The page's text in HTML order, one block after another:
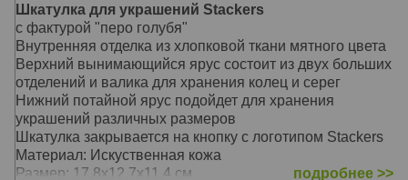
Шкатулка для украшений Stackers
с фактурой "перо голубя"
Внутренняя отделка из хлопковой ткани мятного цвета
Верхний вынимающийся ярус состоит из двух больших
отделений и валика для хранения колец и серег
Нижний потайной ярус подойдет для хранения
украшений различных размеров
Шкатулка закрывается на кнопку с логотипом Stackers
Материал: Искуственная кожа
Размер: 17,8х12,7х11,4 см
подробнее >>